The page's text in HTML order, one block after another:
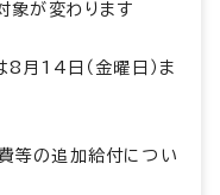
象が変わります
8月14日（金曜日）ま
等の追加給付につい